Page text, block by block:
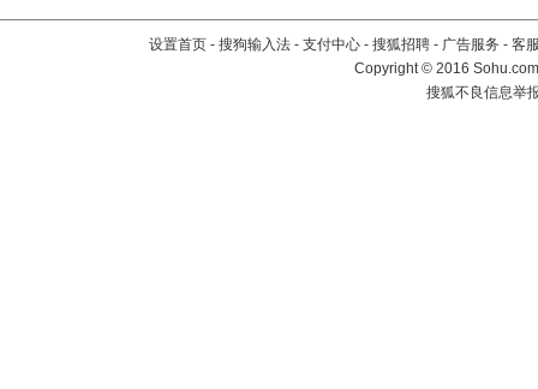
设置首页 - 搜狗输入法 - 支付中心 - 搜狐招聘 - 广告服务 - 客
Copyright©2016
搜狐不良信息举